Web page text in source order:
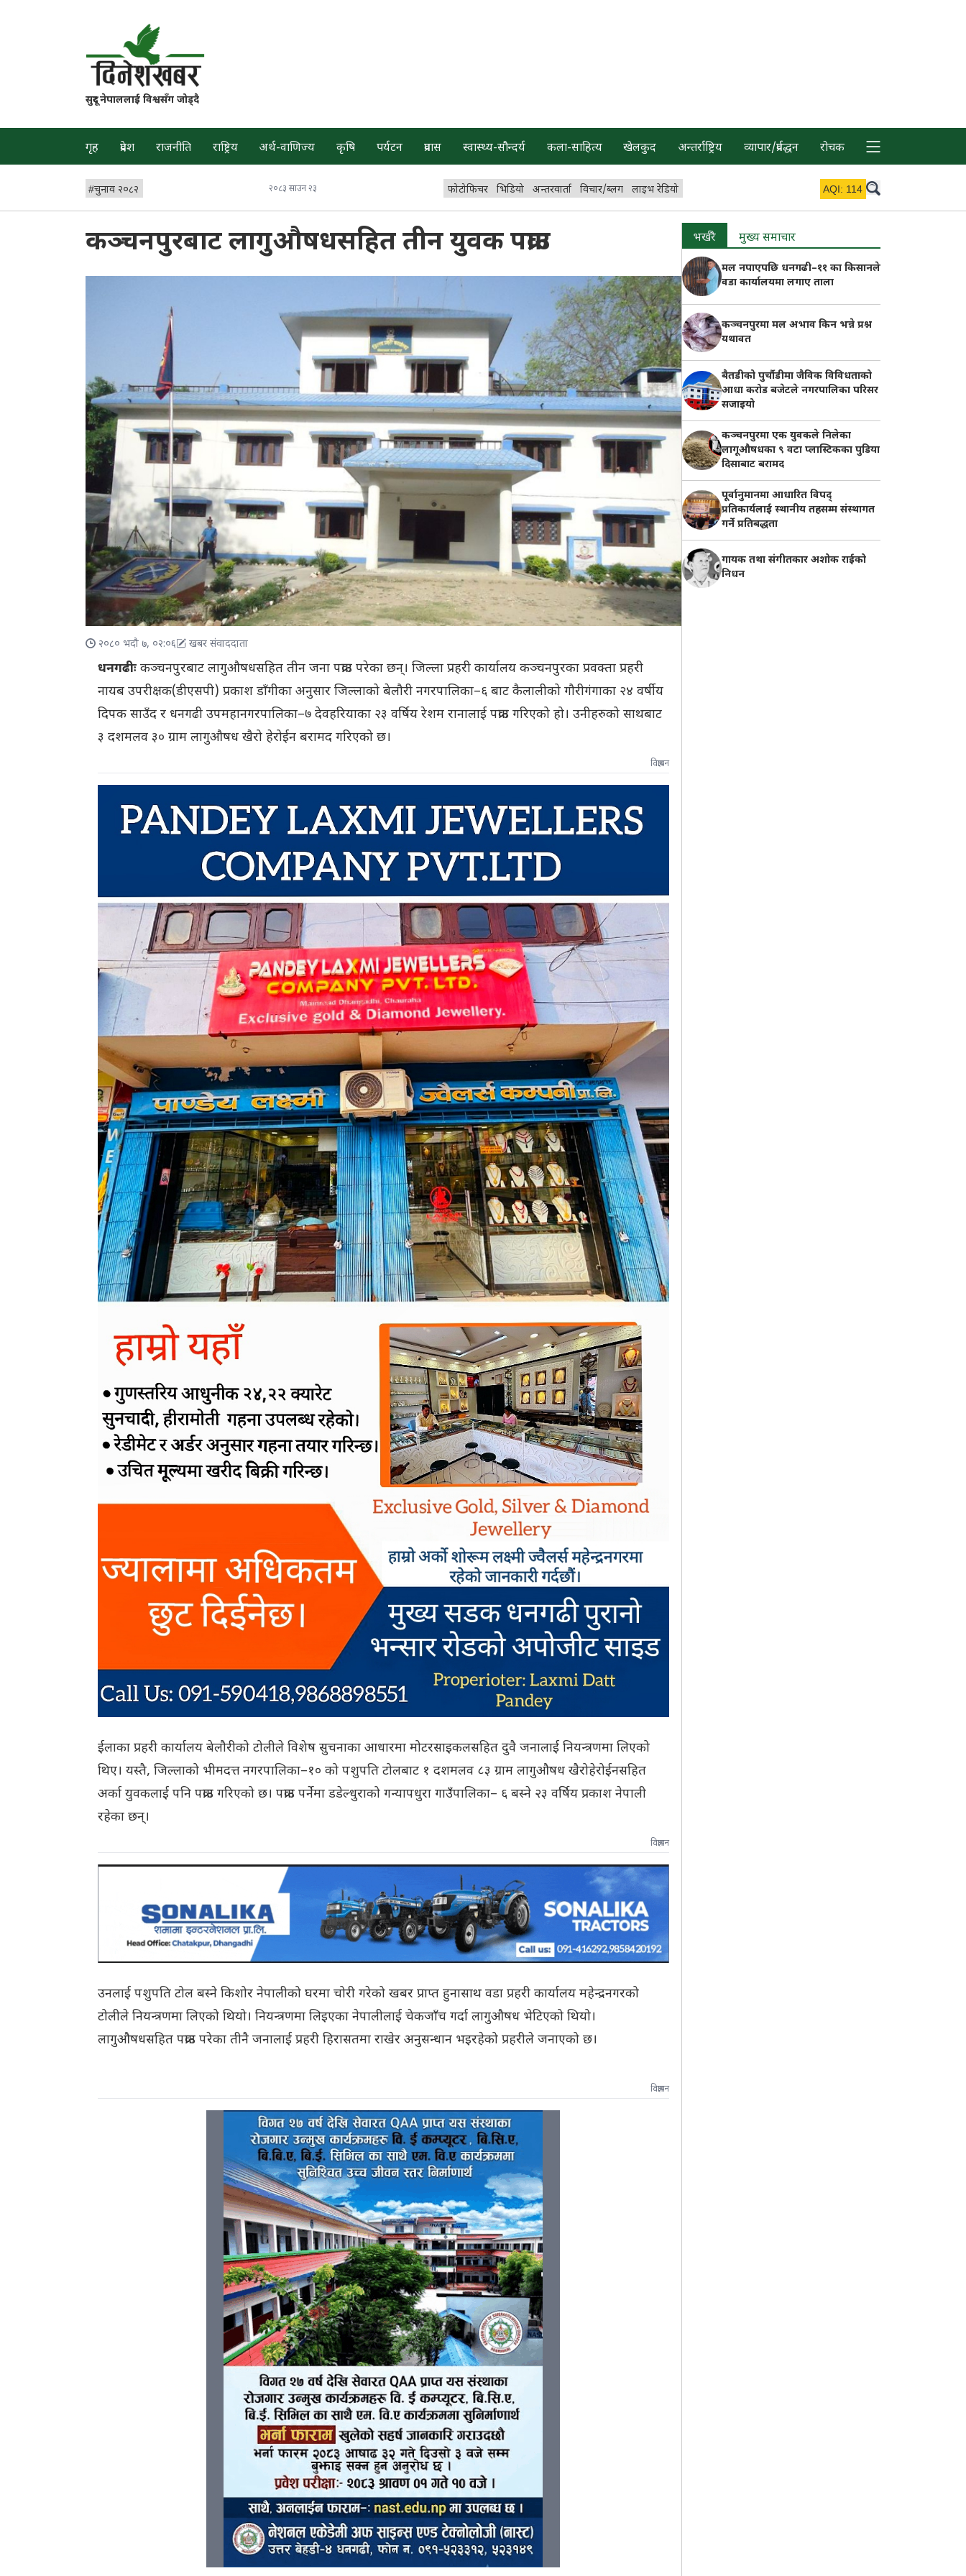
सुदूर नेपाललाई विश्वसँग जोड्दै
गृह प्रदेश राजनीति राष्ट्रिय अर्थ-वाणिज्य कृषि पर्यटन प्रवास स्वास्थ्य-सौन्दर्य कला-साहित्य खेलकुद अन्तर्राष्ट्रिय व्यापार/प्रर्वद्धन रोचक
#चुनाव २०८२ २०८३ साउन २३ फोटोफिचर भिडियो अन्तरवार्ता विचार/ब्लग लाइभ रेडियो AQI: 114
कञ्चनपुरबाट लागुऔषधसहित तीन युवक पक्राउ
२०८० भदौ ७, ०२:०६ खबर संवाददाता
धनगढीःकञ्चनपुरबाट लागुऔषधसहित तीन जना पक्राउ परेका छन्। जिल्ला प्रहरी कार्यालय कञ्चनपुरका प्रवक्ता प्रहरी
नायब उपरीक्षक(डीएसपी) प्रकाश डाँगीका अनुसार जिल्लाको बेलौरी नगरपालिका–६ बाट कैलालीको गौरीगंगाका २४ वर्षीय
दिपक साउँद र धनगढी उपमहानगरपालिका–७ देवहरियाका २३ वर्षिय रेशम रानालाई पक्राउ गरिएको हो। उनीहरुको साथबाट
३ दशमलव ३० ग्राम लागुऔषध खैरो हेरोईन बरामद गरिएको छ।
विज्ञापन
ईलाका प्रहरी कार्यालय बेलौरीको टोलीले विशेष सुचनाका आधारमा मोटरसाइकलसहित दुवै जनालाई नियन्त्रणमा लिएको
थिए। यस्तै, जिल्लाको भीमदत्त नगरपालिका–१० को पशुपति टोलबाट १ दशमलव ८३ ग्राम लागुऔषध खैरोहेरोईनसहित
अर्का युवकलाई पनि पक्राउ गरिएको छ। पक्राउ पर्नेमा डडेल्धुराको गन्यापधुरा गाउँपालिका– ६ बस्ने २३ वर्षिय प्रकाश नेपाली
रहेका छन्।
विज्ञापन
उनलाई पशुपति टोल बस्ने किशोर नेपालीको घरमा चोरी गरेको खबर प्राप्त हुनासाथ वडा प्रहरी कार्यालय महेन्द्रनगरको
टोलीले नियन्त्रणमा लिएको थियो। नियन्त्रणमा लिइएका नेपालीलाई चेकजाँच गर्दा लागुऔषध भेटिएको थियो।
लागुऔषधसहित पक्राउ परेका तीनै जनालाई प्रहरी हिरासतमा राखेर अनुसन्धान भइरहेको प्रहरीले जनाएको छ।
विज्ञापन
भर्खरै मुख्य समाचार
मल नपाएपछि धनगढी–११ का किसानले
वडा कार्यालयमा लगाए ताला
कञ्चनपुरमा मल अभाव किन भन्ने प्रश्न
यथावत
बैतडीको पुर्चौडीमा जैविक विविधताको
आधा करोड बजेटले नगरपालिका परिसर
सजाइयो
कञ्चनपुरमा एक युवकले निलेका
लागूऔषधका ९ वटा प्लास्टिकका पुडिया
दिसाबाट बरामद
पूर्वानुमानमा आधारित विपद्
प्रतिकार्यलाई स्थानीय तहसम्म संस्थागत
गर्ने प्रतिबद्धता
गायक तथा संगीतकार अशोक राईको
निधन